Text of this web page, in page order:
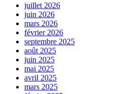
juillet 2026
juin 2026
mars 2026
février 2026
septembre 2025
août 2025
juin 2025
mai 2025
avril 2025
mars 2025